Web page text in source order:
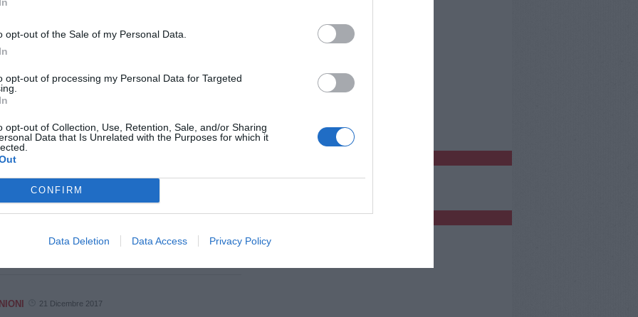
opt-out of the Sale of my Personal Data.
opt-out of processing my Personal Data for Targeted
opt-out of Collection, Use, Retention, Sale, and/or Sharing
Data that Is Unrelated with the Purposes for which it
CONFIRM
Data Deletion Data Access Privacy Policy
municipale, mozione FI a
"Prima l'Unione si organizzi,
i trasferimenti"
del personale della polizia
di Fucecchio all’Unione dei Comuni è
di competenza della Giunta, ma noi
che le decisioni riguardanti la sicurezza
21 Dicembre 2017
Meteo Empoli
pubblicità